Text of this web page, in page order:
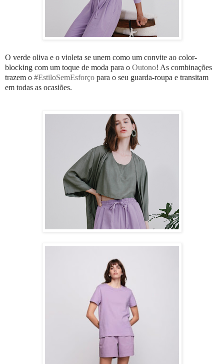
O verde oliva e o violeta se unem como um convite ao color-
blocking com um toque de moda para o Outono! As combinações
trazem o #EstiloSemEsforço para o seu guarda-roupa e transitam
em todas as ocasiões.